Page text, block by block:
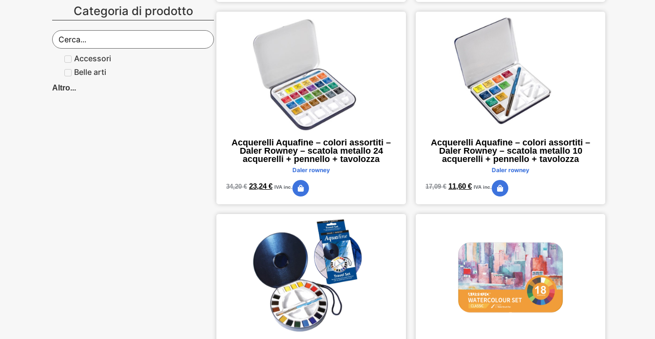
Categoria di prodotto
Accessori
Belle arti
Altro...
Acquerelli Aquafine – colori assortiti –
Daler Rowney – scatola metallo 24
acquerelli + pennello + tavolozza
Daler rowney
34,20€ 23,24€ IVA inc.
Acquerelli Aquafine – colori assortiti –
Daler Rowney – scatola metallo 10
acquerelli + pennello + tavolozza
Daler rowney
17,09€ 11,60 € IVA inc.